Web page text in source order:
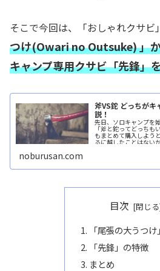
そこで今回は、「おしゃれクサビ
つけ(Owari no Outsuke) 」
キャンプ専用クサビ「先鋒」
斧VS鉈 どっちがキ
説！
先日、ソロキャンプを
「斧と鉈ってどっちも
もまとめて購入しよう
るに越したことはない
noburusan.com
目次
「尾張の大うつ
「先鋒」の特徴
まとめ